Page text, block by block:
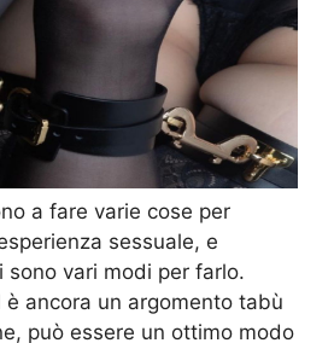
a fare varie cose per
sessuale, e
vari modi per farlo.
è ancora un argomento tabù
può essere un ottimo modo